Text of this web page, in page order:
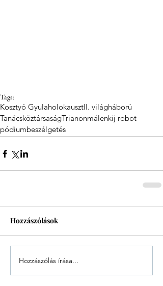
Tags:
Kosztyó GyulaholokausztII. világháború
TanácsköztársaságTrianonmálenkij robot
pódiumbeszélgetés
Hozzászólások
Hozzászólás írása...